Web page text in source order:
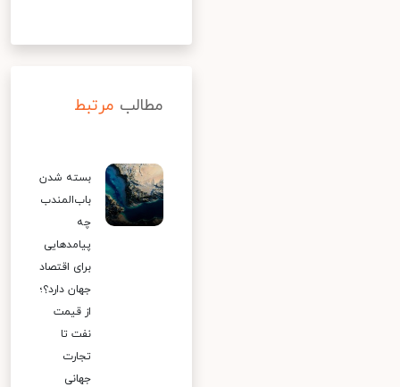
مطالب مرتبط
بسته شدن
باب‌المندب
چه
پیامدهایی
برای اقتصاد
جهان دارد؟؛
از قیمت
نفت تا
تجارت
جهانی